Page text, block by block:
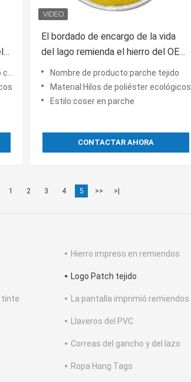
El bordado de encargo de la vida
del lago remienda el hierro del OEM
en el remiendo tejido para la ropa
de la camisa
Nombre de producto:parche tejido
Material:Hilos de poliéster ecológicos
Estilo:coser en parche
CONTACTAR AHORA
1 2 3 4 5 >> >|
Hierro impreso en remiendos
Logo Patch tejido
tinte La pantalla imprimió remiendos
Llaveros del PVC
Correas del gancho y del lazo
Ropa Hang Tags